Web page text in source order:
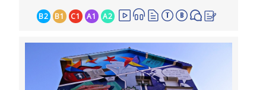
B2 B1 C1 A1 A2